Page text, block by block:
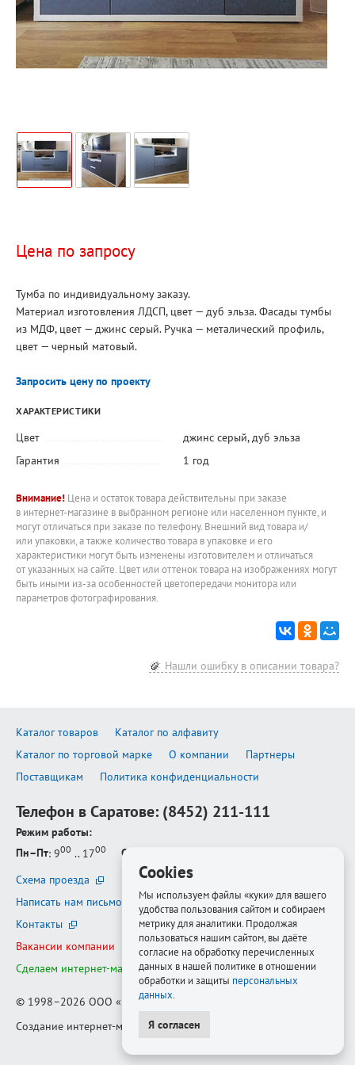
Цена по запросу
Тумба по индивидуальному заказу.
Материал изготовления ЛДСП, цвет — дуб эльза. Фасады тумбы
из МДФ, цвет — джинс серый. Ручка — металический профиль,
цвет — черный матовый.
Запросить цену по проекту
ХАРАКТЕРИСТИКИ
Цвет джинс серый,дуб эльза
Гарантия
1 год
Внимание! Цена и остаток товара действительны при заказе
в интернет-магазине в выбранном регионе или населенном пункте, и
могут отличаться при заказе по телефону. Внешний вид товара и/
или упаковки, а также количество товара в упаковке и его
характеристики могут быть изменены изготовителем и отличаться
от указанных на сайте. Цвет или оттенок товара на изображениях могут
быть иными из-за особенностей цветопередачи монитора или
параметров фотографирования.
Нашли ошибку в описании товара?
Каталог товаров
Каталог по алфавиту
Каталог по торговой марке
О компании
Партнеры
Поставщикам
Политика конфиденциальности
Телефон в Саратове: (8452) 211-111
Режим работы:
Пн–Пт: 900 .. 1700 Сб–Вс
Схема проезда
Написать нам письмо
Контакты
Вакансии компании
Сделаем интернет-магазин ещё лучше
© 1998–2026 ООО «Белфорт-РМ»
Создание интернет-магазина—Медиапродукт
Cookies
Мы используем файлы «куки» для вашего
удобства пользования сайтом и собираем
метрику для аналитики. Продолжая
пользоваться нашим сайтом, вы даёте
согласие на обработку перечисленных
данных в нашей политике в отношении
обработки и защиты персональных
данных
Я согласен